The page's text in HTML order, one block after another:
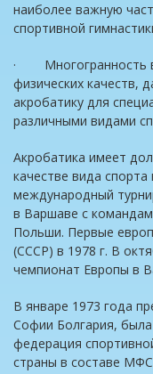
наиболее важную
спортивной
· Многогранность
физических качеств,
акробатику для
различными видами
Акробатика имеет
качестве вида
международный
в Варшаве с
Польши. Первые
(СССР) в 1978 г. В
чемпионат Европы в
В январе 1973 года
Софии Болгария,
федерация
страны в составе